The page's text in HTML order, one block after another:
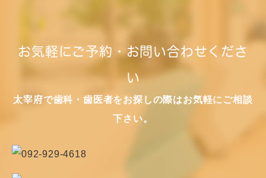
お気軽にご予約・お問い合わせくださ
い
太宰府で歯科・歯医者をお探しの際はお気軽にご相談
下さい。